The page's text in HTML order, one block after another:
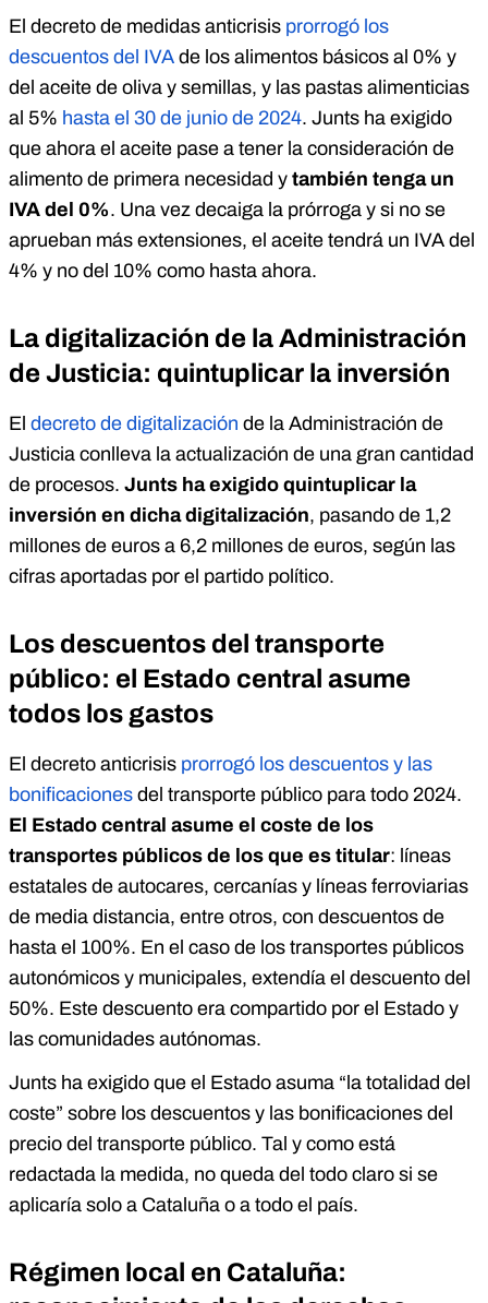
El decreto de medidas anticrisis prorrogó los
descuentos del IVA de los alimentos básicos al 0% y
del aceite de oliva y semillas, y las pastas alimenticias
al 5% hasta el 30 de junio de 2024. Junts ha exigido
que ahora el aceite pase a tener la consideración de
alimento de primera necesidad y también tenga un
IVA del 0%. Una vez decaiga la prórroga y si no se
aprueban más extensiones, el aceite tendrá un IVA del
4% y no del 10% como hasta ahora.
La digitalización de la Administración
de Justicia: quintuplicar la inversión
El decreto de digitalización de la Administración de
Justicia conlleva la actualización de una gran cantidad
de procesos. Junts ha exigido quintuplicar la
inversión en dicha digitalización, pasando de 1,2
millones de euros a 6,2 millones de euros, según las
cifras aportadas por el partido político.
Los descuentos del transporte
público: el Estado central asume
todos los gastos
El decreto anticrisis prorrogó los descuentos y las
bonificaciones del transporte público para todo 2024.
El Estado central asume el coste de los
transportes públicos de los que es titular: líneas
estatales de autocares, cercanías y líneas ferroviarias
de media distancia, entre otros, con descuentos de
hasta el 100%. En el caso de los transportes públicos
autonómicos y municipales, extendía el descuento del
50%. Este descuento era compartido por el Estado y
las comunidades autónomas.
Junts ha exigido que el Estado asuma “la totalidad del
coste” sobre los descuentos y las bonificaciones del
precio del transporte público. Tal y como está
redactada la medida, no queda del todo claro si se
aplicaría solo a Cataluña o a todo el país.
Régimen local en Cataluña: